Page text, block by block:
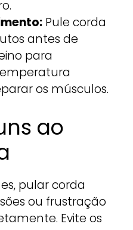
Pule corda
antes de
para
os músculos.
ao
pular corda
ou frustração
Evite os